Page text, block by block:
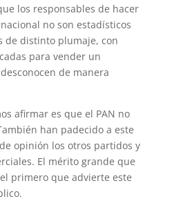
los responsables de hacer
no son estadísticos
de distinto plumaje, con
para vender un
de manera
afirmar es que el PAN no
han padecido a este
opinión los otros partidos y
El mérito grande que
primero que advierte este